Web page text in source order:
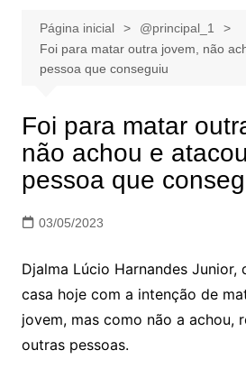
Página inicial
@principal_1
Foi para matar outra jovem, não
pessoa que conseguiu
Foi para matar
não achou e
pessoa que
03/05/2023
Djalma Lúcio Harnandes Junior,
casa hoje com a intenção de
jovem, mas como não a achou,
outras pessoas.